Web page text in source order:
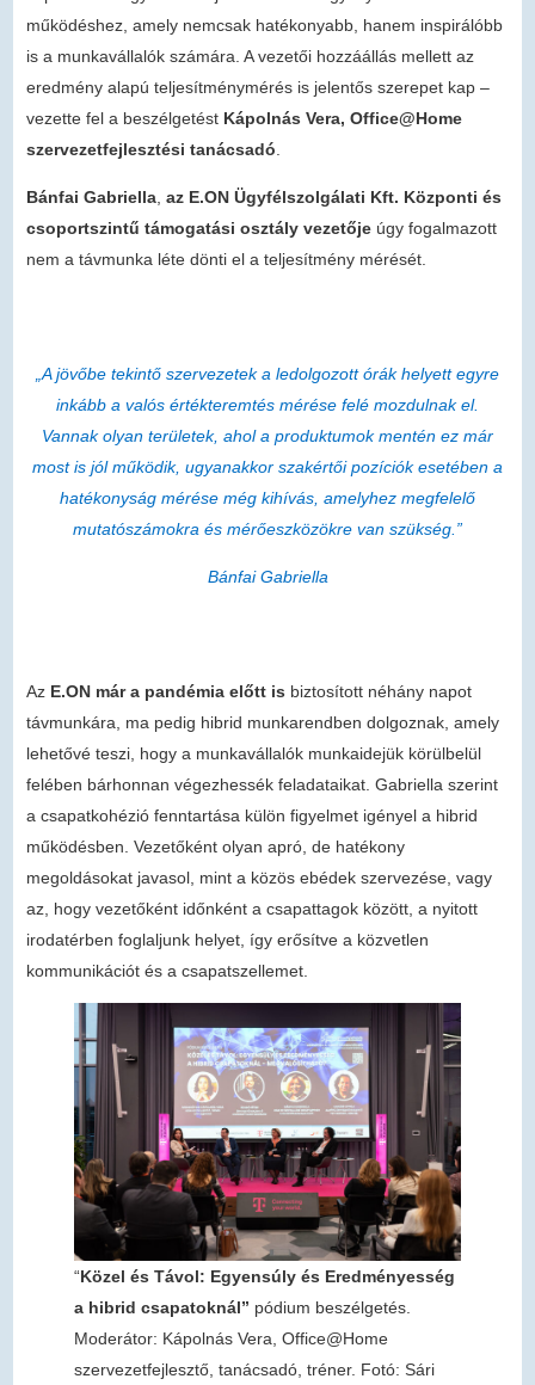
működéshez, amely nemcsak hatékonyabb, hanem inspirálóbb
is a munkavállalók számára. A vezetői hozzáállás mellett az
eredmény alapú teljesítménymérés is jelentős szerepet kap –
vezette fel a beszélgetést Kápolnás Vera, Office@Home
szervezetfejlesztési tanácsadó
Bánfai Gabriella, az E.ON Ügyfélszolgálati Kft. Központi és
csoportszintű támogatási osztály vezetője úgy fogalmazott
nem a távmunka léte dönti el a teljesítmény mérését.
„A jövőbe tekintő szervezetek a ledolgozott órák helyett egyre
inkább a valós értékteremtés mérése felé mozdulnak el.
Vannak olyan területek, ahol a produktumok mentén ez már
most is jól működik, ugyanakkor szakértői pozíciók esetében a
hatékonyság mérése még kihívás, amelyhez megfelelő
mutatószámokra és mérőeszközökre van szükség.”
Bánfai Gabriella
Az E.ON már a pandémia előtt is biztosított néhány napot
távmunkára, ma pedig hibrid munkarendben dolgoznak, amely
lehetővé teszi, hogy a munkavállalók munkaidejük körülbelül
felében bárhonnan végezhessék feladataikat. Gabriella szerint
a csapatkohézió fenntartása külön figyelmet igényel a hibrid
működésben. Vezetőként olyan apró, de hatékony
megoldásokat javasol, mint a közös ebédek szervezése, vagy
az, hogy vezetőként időnként a csapattagok között, a nyitott
irodatérben foglaljunk helyet, így erősítve a közvetlen
kommunikációt és a csapatszellemet.
“Közel és Távol: Egyensúly és Eredményesség
a hibrid csapatoknál” pódium beszélgetés.
Moderátor: Kápolnás Vera, Office@Home
szervezetfejlesztő, tanácsadó, tréner. Fotó: Sári